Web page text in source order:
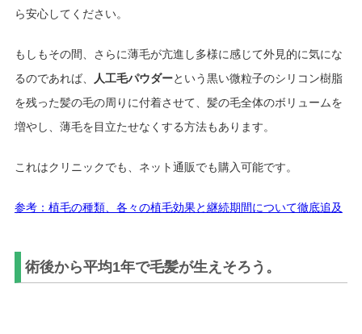
ら安心してください。
もしもその間、さらに薄毛が亢進し多様に感じて外見的に気にな
るのであれば、
人工毛パウダーという黒い微粒子のシリコン樹脂
を残った髪の毛の周りに付着させて、髪の毛全体のボリュームを
増やし、薄毛を目立たせなくする方法もあります。
これはクリニックでも、ネット通販でも購入可能です。
参考：植毛の種類、各々の植毛効果と継続期間について徹底追及
術後から平均1年で毛髪が生えそろう。